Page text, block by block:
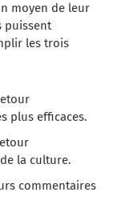
moyen de leur
puissent
les trois
plus efficaces.
la culture.
commentaires